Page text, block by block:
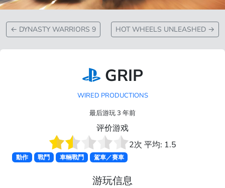
← DYNASTY WARRIORS 9 HOT WHEELS UNLEASHED →
GRIP
WIRED PRODUCTIONS
最后游玩 3 年前
评价游戏
2次 平均: 1.5
動作 戰鬥 車輛戰鬥 駕車／賽車
游玩信息